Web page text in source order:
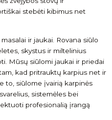
stebėti kibimus net
ir jaukai. Rovana siūlo
skystus ir miltelinius
Mūsų siūlomi jaukai ir priedai
kad pritrauktų karpius net ir
to, siūlome įvairią karpinės
sistemėles bei
profesionalią įrangą